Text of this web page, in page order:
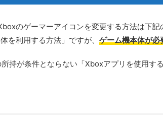
のゲーマーアイコンを変更する方法は下記
を利用する方法」ですが、 ゲーム機本体が必
持が条件とならない「Xboxアプリを使用す